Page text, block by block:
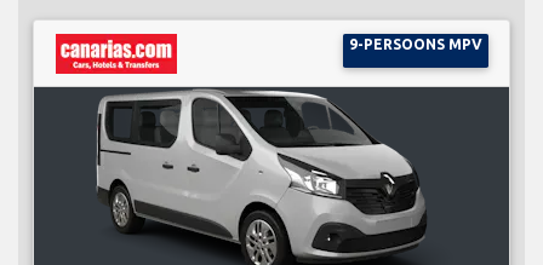
9-PERSOONS MPV